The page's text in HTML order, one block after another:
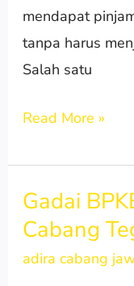
mendapat
tanpa harus
Salah satu
Read More »
Gadai
Cabang
adira cabang
Gadai
BPKB,
Adira